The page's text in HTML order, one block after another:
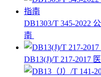
DB1303/T 345-2022
南
DB13(J)/T 217-2017